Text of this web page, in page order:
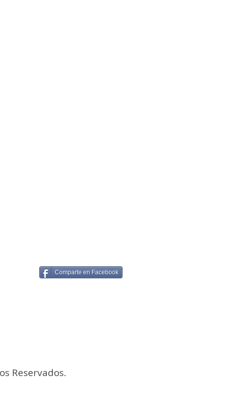
Comparte en Facebook
Reservados.